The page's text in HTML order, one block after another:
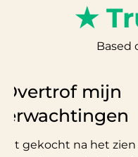
★
Based
Overtrof mijn
dit gekocht na het zien